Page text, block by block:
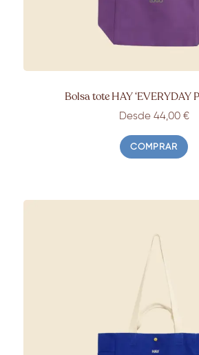
Bolsa tote HAY ‘EVERYDAY
Desde 44,00 €
COMPRAR